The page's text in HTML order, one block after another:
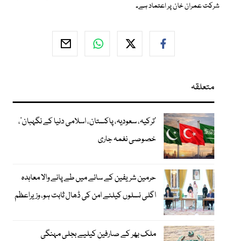
شرکت عمران خان پر اعتماد ہے۔
متعلقہ
‘ترکیہ، سعودیہ، پاکستان، اسلامی دنیا کے نگہبان’،
خصوصی نغمہ جاری
حرمین شریفین کے سائے میں طے پانے والا معاہدہ
اگلی نسلوں کیلئے امن کی ڈھال ثابت ہو، وزیراعظم
ملک بھر کے صارفین کیلیے بجلی مہنگی